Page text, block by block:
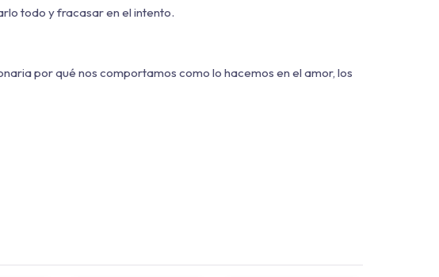
todo y fracasar en el intento.
por qué nos comportamos como lo hacemos en el amor, los